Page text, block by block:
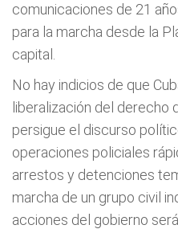
comunicaciones de 21
para la marcha desde la
capital.
No hay indicios de que
liberalización del derecho
persigue el discurso
operaciones policiales
arrestos y detenciones
marcha de un grupo civil
acciones del gobierno